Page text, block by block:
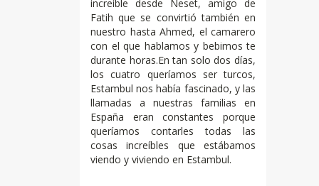
increíble desde Neset, amigo de
Fatih que se convirtió también en
nuestro hasta Ahmed, el camarero
con el que hablamos y bebimos te
durante horas.En tan solo dos días,
los cuatro queríamos ser turcos,
Estambul nos había fascinado, y las
llamadas a nuestras familias en
España eran constantes porque
queríamos contarles todas las
cosas increíbles que estábamos
viendo y viviendo en Estambul.